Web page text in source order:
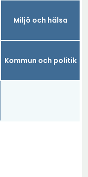
Miljö och hälsa
Kommun och politik